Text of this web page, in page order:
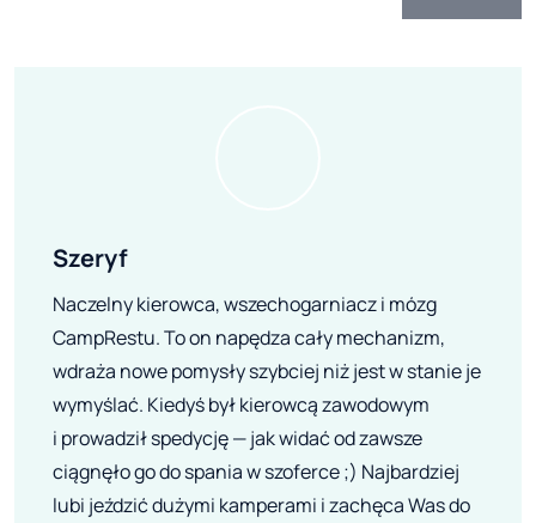
Szeryf
Naczelny kierowca, wszechogarniacz i mózg
CampRestu. To on napędza cały mechanizm,
wdraża nowe pomysły szybciej niż jest w stanie je
wymyślać. Kiedyś był kierowcą zawodowym
i prowadził spedycję — jak widać od zawsze
ciągnęło go do spania w szoferce ;) Najbardziej
lubi jeździć dużymi kamperami i zachęca Was do